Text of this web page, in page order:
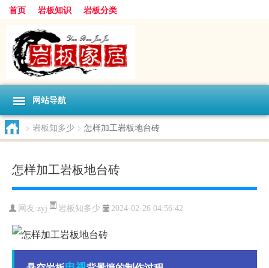
首页 岩板知识 岩板分类
网站导航
> 岩板知多少 > 怎样加工岩板地台砖
怎样加工岩板地台砖
网友:zyj 岩板知多少 2024-02-26 04:56:42